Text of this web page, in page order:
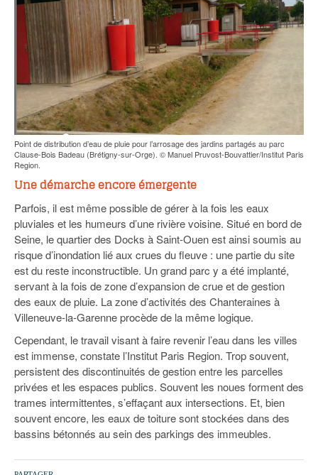
Point de distribution d’eau de pluie pour l’arrosage des jardins partagés au parc
Clause-Bois Badeau (Brétigny-sur-Orge). © Manuel Pruvost-Bouvattier/Institut Paris
Region.
Une démarche encore émergente
Parfois, il est même possible de gérer à la fois les eaux
pluviales et les humeurs d’une rivière voisine. Situé en bord de
Seine, le quartier des Docks à Saint-Ouen est ainsi soumis au
risque d’inondation lié aux crues du fleuve : une partie du site
est du reste inconstructible. Un grand parc y a été implanté,
servant à la fois de zone d’expansion de crue et de gestion
des eaux de pluie. La zone d’activités des Chanteraines à
Villeneuve-la-Garenne procède de la même logique.
Cependant, le travail visant à faire revenir l’eau dans les villes
est immense, constate l’Institut Paris Region. Trop souvent,
persistent des discontinuités de gestion entre les parcelles
privées et les espaces publics. Souvent les noues forment des
trames intermittentes, s’effaçant aux intersections. Et, bien
souvent encore, les eaux de toiture sont stockées dans des
bassins bétonnés au sein des parkings des immeubles.